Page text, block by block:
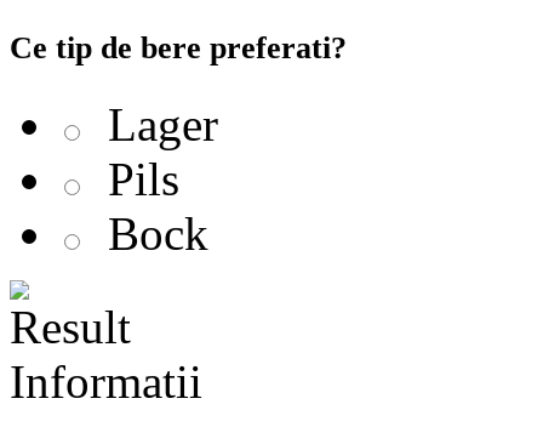
Ce tip de bere preferati?
Lager
Pils
Bock
Informatii